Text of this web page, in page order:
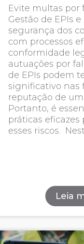
Evite multas por
Gestão de EPIs
segurança dos
com processos
conformidade
autuações por
de EPIs podem
significativo nas
reputação de
Portanto, é
práticas
esses riscos.
Leia